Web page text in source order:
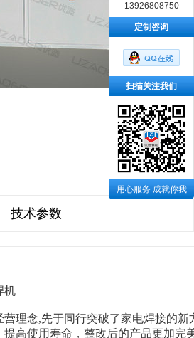
技术参数
机
营理念,先于同行突破了家电焊接的
提高使用寿命，整改后的产品更加
13926808750
定制咨询
扫描关注我们
用心服务 成就你我